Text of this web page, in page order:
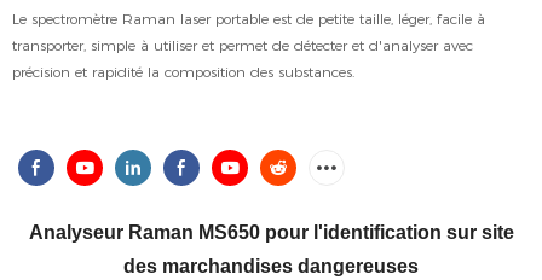
Le spectromètre Raman laser portable est de petite taille, léger, facile à
transporter, simple à utiliser et permet de détecter et d'analyser avec
précision et rapidité la composition des substances.
Analyseur Raman MS650 pour l'identification sur site
des marchandises dangereuses